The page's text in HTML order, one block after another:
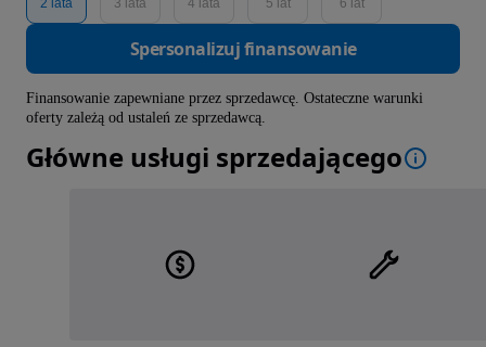
2 lata 3 lata 4 lata 5 lat 6 lat
Spersonalizuj finansowanie
Finansowanie zapewniane przez sprzedawcę. Ostateczne warunki
oferty zależą od ustaleń ze sprzedawcą.
Główne usługi sprzedającego